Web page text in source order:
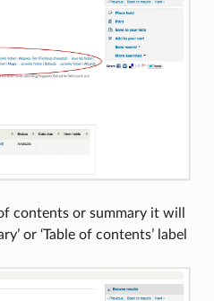
contents or summary it will
or ‘Table of contents’ label